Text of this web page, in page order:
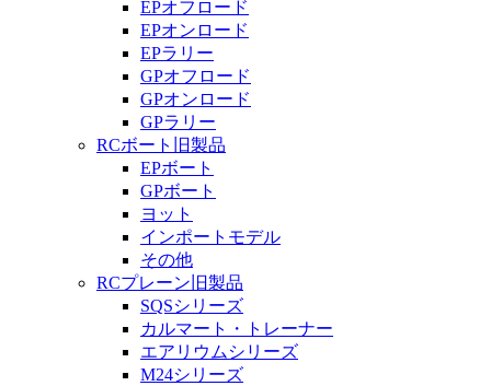
EPオフロード
EPオンロード
EPラリー
GPオフロード
GPオンロード
GPラリー
RCボート旧製品
EPボート
GPボート
ヨット
インポートモデル
その他
RCプレーン旧製品
SQSシリーズ
カルマート・トレーナー
エアリウムシリーズ
M24シリーズ